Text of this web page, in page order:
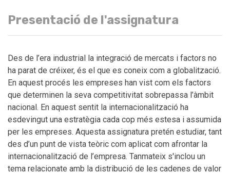
Presentació de l'assignatura
Des de l’era industrial la integració de mercats i factors no
ha parat de créixer, és el que es coneix com a globalització.
En aquest procés les empreses han vist com els factors
que determinen la seva competitivitat sobrepassa l’àmbit
nacional. En aquest sentit la internacionalització ha
esdevingut una estratègia cada cop més estesa i assumida
per les empreses. Aquesta assignatura pretén estudiar, tant
des d’un punt de vista teòric com aplicat com afrontar la
internacionalització de l’empresa. Tanmateix s'inclou un
tema relacionate amb la distribució de les cadenes de valor